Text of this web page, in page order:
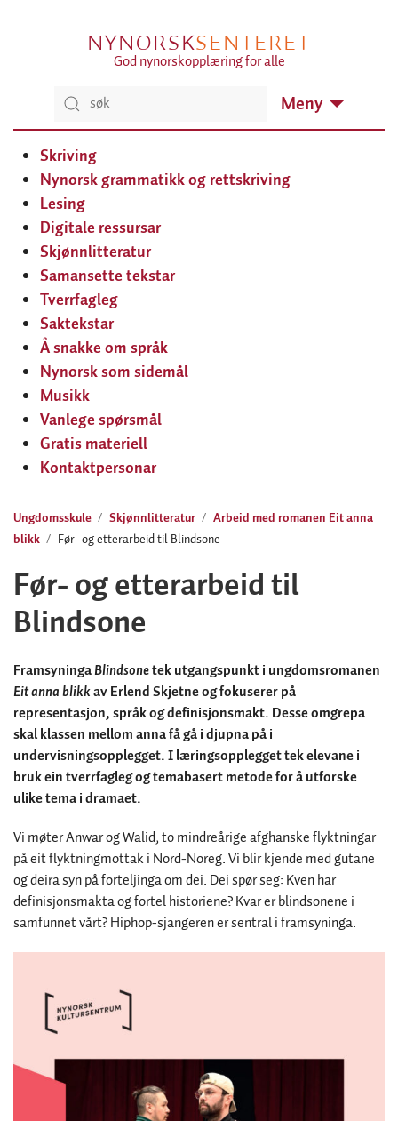
NYNORSKSENTERET
God nynorskopplæring for alle
Meny
Skriving
Nynorsk grammatikk og rettskriving
Lesing
Digitale ressursar
Skjønnlitteratur
Samansette tekstar
Tverrfagleg
Saktekstar
Å snakke om språk
Nynorsk som sidemål
Musikk
Vanlege spørsmål
Gratis materiell
Kontaktpersonar
Ungdomsskule Skjønnlitteratur
Arbeid med romanen Eit anna
blikk
Før- og etterarbeid til Blindsone
Før- og etterarbeid til
Blindsone
FramsyningaBlindsonetek utgangspunkt i ungdomsromanen
Eit anna blikkav Erlend Skjetne og fokuserer på
representasjon, språk og definisjonsmakt. Desse omgrepa
skal klassen mellom anna få gå i djupna på i
undervisningsopplegget. I læringsopplegget tek elevane i
bruk ein tverrfagleg og temabasert metode for å utforske
ulike tema i dramaet.
Vi møter Anwar og Walid, to mindreårige afghanske flyktningar
på eit flyktningmottak i Nord-Noreg. Vi blir kjende med gutane
og deira syn på forteljinga om dei. Dei spør seg: Kven har
definisjonsmakta og fortel historiene? Kvar er blindsonene i
samfunnet vårt? Hiphop-sjangeren er sentral i framsyninga.